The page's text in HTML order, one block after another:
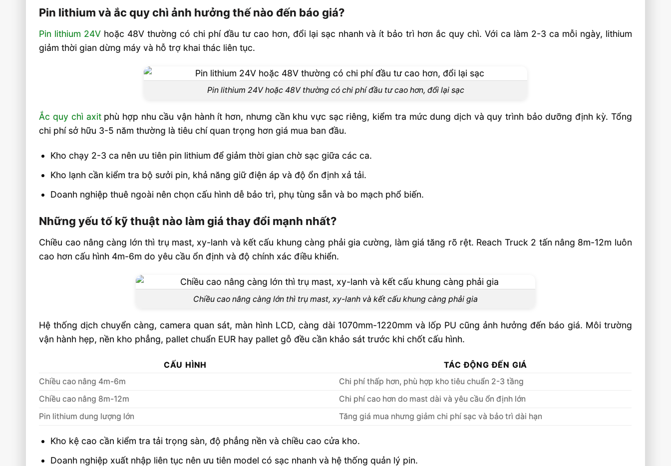
Pin lithium và ắc quy chì ảnh hưởng thế nào đến báo giá?
Pin lithium 24V hoặc 48V thường có chi phí đầu tư cao hơn, đổi lại sạc nhanh và ít bảo trì hơn ắc quy chì. Với ca làm 2-3 ca mỗi ngày, lithium
giảm thời gian dừng máy và hỗ trợ khai thác liên tục.
Pin lithium 24V hoặc 48V thường có chi phí đầu tư cao hơn, đổi lại sạc
Ắc quy chì axitphù hợp nhu cầu vận hành ít hơn, nhưng cần khu vực sạc riêng, kiểm tra mức dung dịch và quy trình bảo dưỡng định kỳ. Tổng
chi phí sở hữu 3-5 năm thường là tiêu chí quan trọng hơn giá mua ban đầu.
Kho chạy 2-3 ca nên ưu tiên pin lithium để giảm thời gian chờ sạc giữa các ca.
Kho lạnh cần kiểm tra bộ sưởi pin, khả năng giữ điện áp và độ ổn định xả tải.
Doanh nghiệp thuê ngoài nên chọn cấu hình dễ bảo trì, phụ tùng sẵn và bo mạch phổ biến.
Những yếu tố kỹ thuật nào làm giá thay đổi mạnh nhất?
Chiều cao nâng càng lớn thì trụ mast, xy-lanh và kết cấu khung càng phải gia cường, làm giá tăng rõ rệt. Reach Truck 2 tấn nâng 8m-12m luôn
cao hơn cấu hình 4m-6m do yêu cầu ổn định và độ chính xác điều khiển.
Chiều cao nâng càng lớn thì trụ mast, xy-lanh và kết cấu khung càng phải gia
Hệ thống dịch chuyển càng, camera quan sát, màn hình LCD, càng dài 1070mm-1220mm và lốp PU cũng ảnh hưởng đến báo giá. Môi trường
vận hành hẹp, nền kho phẳng, pallet chuẩn EUR hay pallet gỗ đều cần khảo sát trước khi chốt cấu hình.
CẤU HÌNH
TÁC ĐỘNG ĐẾN GIÁ
Chiều cao nâng 4m-6m
Chi phí thấp hơn, phù hợp kho tiêu chuẩn 2-3 tầng
Chiều cao nâng 8m-12m
Chi phí cao hơn do mast dài và yêu cầu ổn định lớn
Pin lithium dung lượng lớn
Tăng giá mua nhưng giảm chi phí sạc và bảo trì dài hạn
Kho kệ cao cần kiểm tra tải trọng sàn, độ phẳng nền và chiều cao cửa kho.
Doanh nghiệp xuất nhập liên tục nên ưu tiên model có sạc nhanh và hệ thống quản lý pin.